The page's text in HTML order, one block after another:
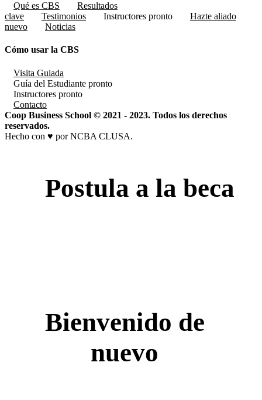
Qué es CBS
Resultados
clave
Testimonios Instructores pronto
Hazte aliado
nuevo
Noticias
Cómo usar la CBS
Visita Guiada
Guía del Estudiante pronto
Instructores pronto
Contacto
Coop Business School © 2021 - 2023. Todos los derechos
reservados.
Hecho con ♥ por NCBA CLUSA.
Postula a la beca
Bienvenido de
nuevo